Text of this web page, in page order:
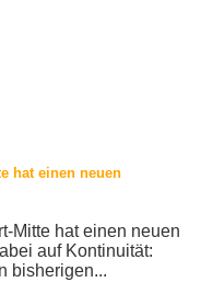
hat einen neuen
Mitte hat einen neuen
auf Kontinuität:
bisherigen...